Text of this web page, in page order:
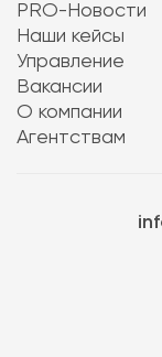
PRO-Новости
Наши кейсы
Управление
Вакансии
О компании
Агентствам